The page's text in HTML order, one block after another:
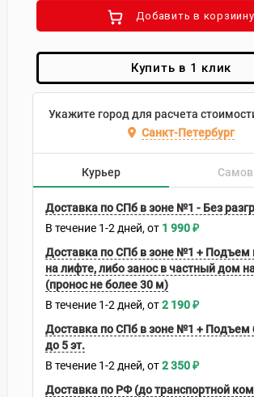
Добавить в корзиину
Купить в 1 клик
Укажите город для расчета
Санкт-Петербург
Курьер
Доставка по СПб в зоне №1 - Без
В течение 1-2 дней 1 990₽
Доставка по СПб в зоне №1 + Подъем
на лифте, либо занос в частный дом
(пронос не более 30 м)
В течение 1-2 дней 2 190₽
Доставка по СПб в зоне №1 + Подъем
до 5 эт.
В течение 1-2 дней 2 350₽
Доставка по РФ (до транспортной